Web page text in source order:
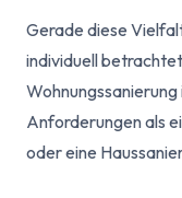
Gerade diese
individuell
Anforderungen als
oder eine